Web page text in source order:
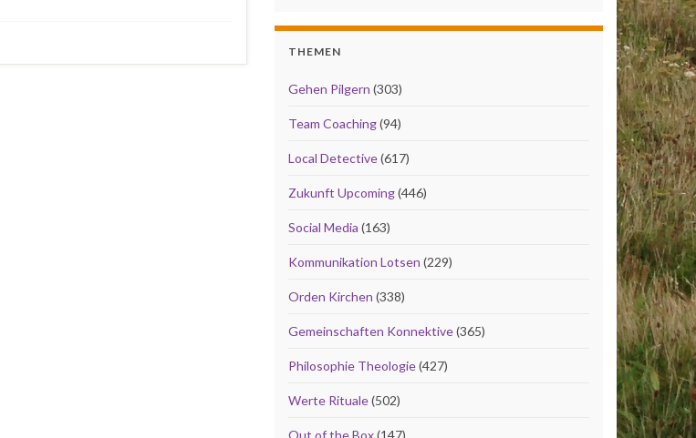
THEMEN
Gehen Pilgern (303)
Team Coaching(94)
Local Detective(617)
Zukunft Upcoming(446)
Social Media (163)
Kommunikation Lotsen (229)
Orden Kirchen (338)
Gemeinschaften Konnektive(365)
Philosophie Theologie(427)
Werte Rituale(502)
Out of the Box(147)